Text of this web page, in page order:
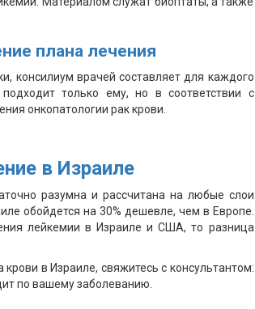
плана лечения
консилиум врачей составляет для каждого
только ему, но в соответствии с
онкопатологии рак крови.
в Израиле
разумна и рассчитана на любые слои
обойдется на 30% дешевле, чем в Европе.
лейкемии в Израиле и США, то разница
в Израиле, свяжитесь с консультантом:
по вашему заболеванию.